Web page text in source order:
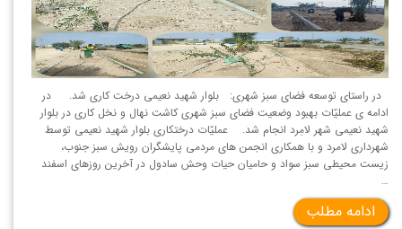
در راستای توسعه فضای سبز شهری: بلوار شهید نعیمی درخت کاری شد. در
ادامه ی عملیّات بهبود وضعیت فضای سبز شهری کاشت نهال و نخل کاری در بلوار
شهید نعیمی شهر لامِرد انجام شد. عملیّات درختکاری بلوار شهید نعیمی توسط
شهرداری لامرد و با همکاری انجمن های مردمی پایشگران رویش سبز جنوب،
زیست محیطی سبز سواد و حامیان حیات وحش سادول در آخرین روزهای اسفند
…
ادامه مطلب